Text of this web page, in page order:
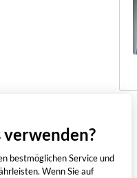
bestmöglichen Service und
Wenn Sie auf